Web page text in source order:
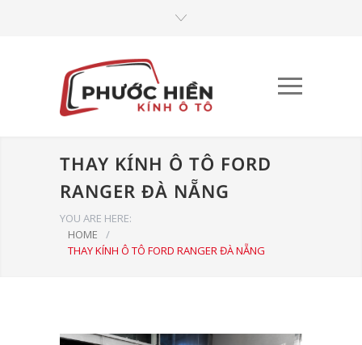
THAY KÍNH Ô TÔ FORD
RANGER ĐÀ NẴNG
YOU ARE HERE:
HOME
/
THAY KÍNH Ô TÔ FORD RANGER ĐÀ NẴNG